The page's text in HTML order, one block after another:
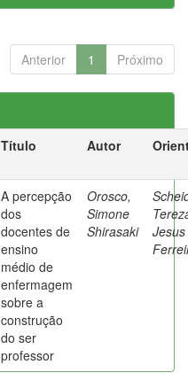
Anterior 1 Próximo
Título Autor
A percepção
dos
docentes de
ensino
médio de
enfermagem
sobre a
construção
do ser
professor
Orosco,
Simone
Shirasaki
Jesus